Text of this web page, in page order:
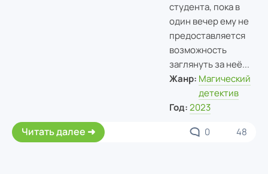
студента, пока в
один вечер ему не
предоставляется
возможность
заглянуть за неё...
Жанр: Магический
детектив
Год: 2023
Читать далее 0 48